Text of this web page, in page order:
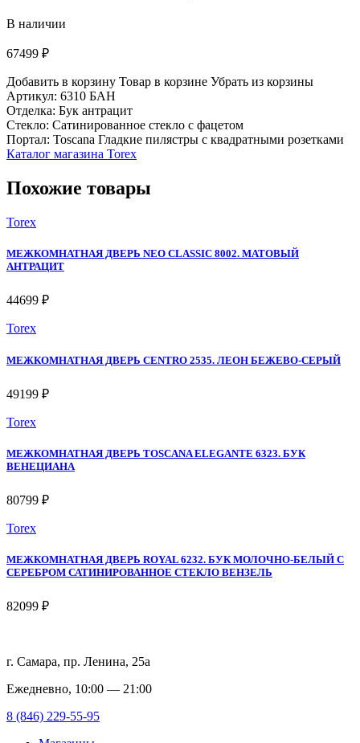
В наличии
67499 ₽
Добавить в корзину Товар в корзине Убрать из корзины
Артикул: 6310 БАН
Отделка: Бук антрацит
Стекло: Сатинированное стекло с фацетом
Портал: Toscana Гладкие пилястры с квадратными розетками
Каталог магазина Torex
Похожие товары
Torex
МЕЖКОМНАТНАЯ ДВЕРЬ NEO CLASSIC 8002. МАТОВЫЙ
АНТРАЦИТ
44699 ₽
Torex
МЕЖКОМНАТНАЯ ДВЕРЬ CENTRO 2535. ЛЕОН БЕЖЕВО-СЕРЫЙ
49199 ₽
Torex
МЕЖКОМНАТНАЯ ДВЕРЬ TOSCANA ELEGANTE 6323. БУК
ВЕНЕЦИАНА
80799 ₽
Torex
МЕЖКОМНАТНАЯ ДВЕРЬ ROYAL 6232. БУК МОЛОЧНО-БЕЛЫЙ С
СЕРЕБРОМ САТИНИРОВАННОЕ СТЕКЛО ВЕНЗЕЛЬ
82099 ₽
г. Самара, пр. Ленина, 25а
Ежедневно, 10:00 — 21:00
8 (846) 229-55-95